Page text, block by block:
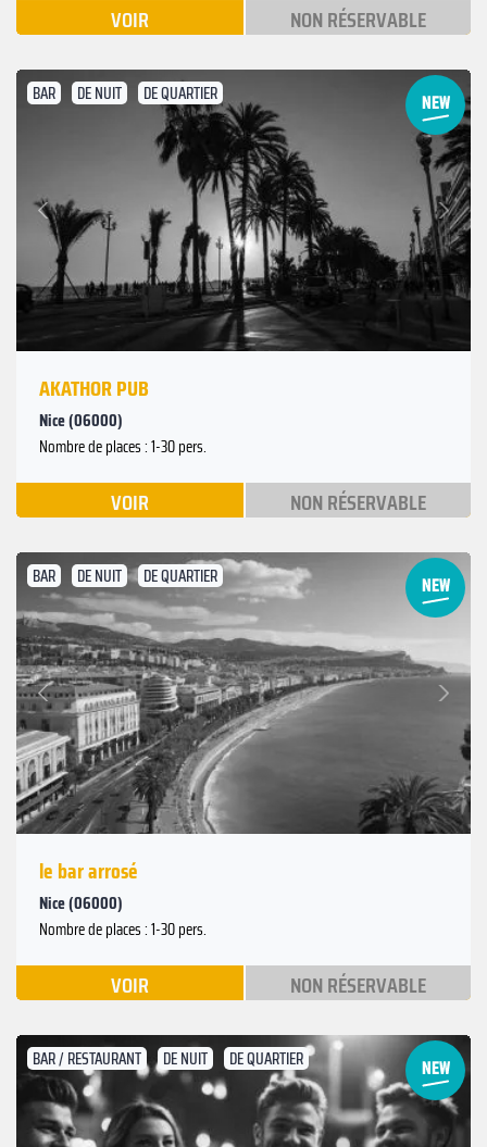
VOIR NON RÉSERVABLE
BAR DE NUIT DE QUARTIER
Précédent
Suivant
AKATHOR PUB
Nice (06000)
Nombre de places : 1-30 pers.
VOIR NON RÉSERVABLE
BAR DE NUIT DE QUARTIER
Précédent
Suivant
le bar arrosé
Nice (06000)
Nombre de places : 1-30 pers.
VOIR NON RÉSERVABLE
BAR / RESTAURANT DE NUIT DE QUARTIER